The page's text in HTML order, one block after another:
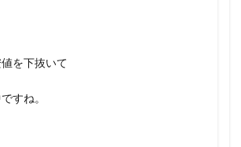
を下抜いて
すね。